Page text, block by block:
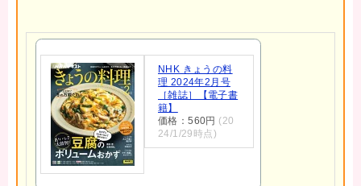
NHK きょうの料
理 2024年2月号
［雑誌］【電子書
籍】
価格：560円 (20
24/1/29時点)